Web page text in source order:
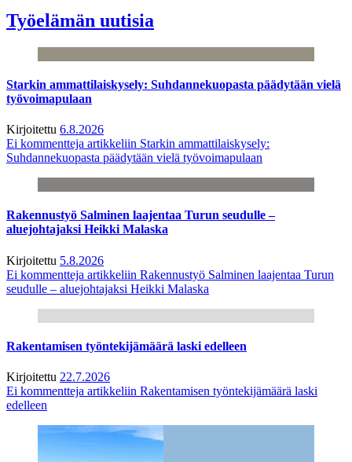
Työelämän uutisia
Starkin ammattilaiskysely: Suhdannekuopasta päädytään vielä
työvoimapulaan
Kirjoitettu 6.8.2026
Ei kommentteja artikkeliin Starkin ammattilaiskysely:
Suhdannekuopasta päädytään vielä työvoimapulaan
Rakennustyö Salminen laajentaa Turun seudulle –
aluejohtajaksi Heikki Malaska
Kirjoitettu 5.8.2026
Ei kommentteja artikkeliin Rakennustyö Salminen laajentaa Turun
seudulle – aluejohtajaksi Heikki Malaska
Rakentamisen työntekijämäärä laski edelleen
Kirjoitettu 22.7.2026
Ei kommentteja artikkeliin Rakentamisen työntekijämäärä laski
edelleen